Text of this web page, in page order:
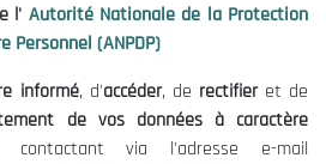
utiles
l' Autorité Nationale de la Protection
Personnel (ANPDP)
informé, d'accéder, de rectifieret de
de vos données à caractère
via l'adresse e-mail